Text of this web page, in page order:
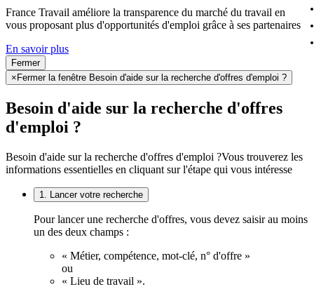
France Travail améliore la transparence du marché du travail en
vous proposant plus d'opportunités d'emploi grâce à ses partenaires
En savoir plus
Fermer
× Fermer la fenêtre Besoin d'aide sur la recherche d'offres d'emploi ?
Besoin d'aide sur la recherche d'offres
d'emploi ?
Besoin d'aide sur la recherche d'offres d'emploi ?Vous trouverez les
informations essentielles en cliquant sur l'étape qui vous intéresse
1. Lancer votre recherche
Pour lancer une recherche d'offres, vous devez saisir au moins
un des deux champs :
« Métier, compétence, mot-clé, n° d'offre »
ou
« Lieu de travail ».